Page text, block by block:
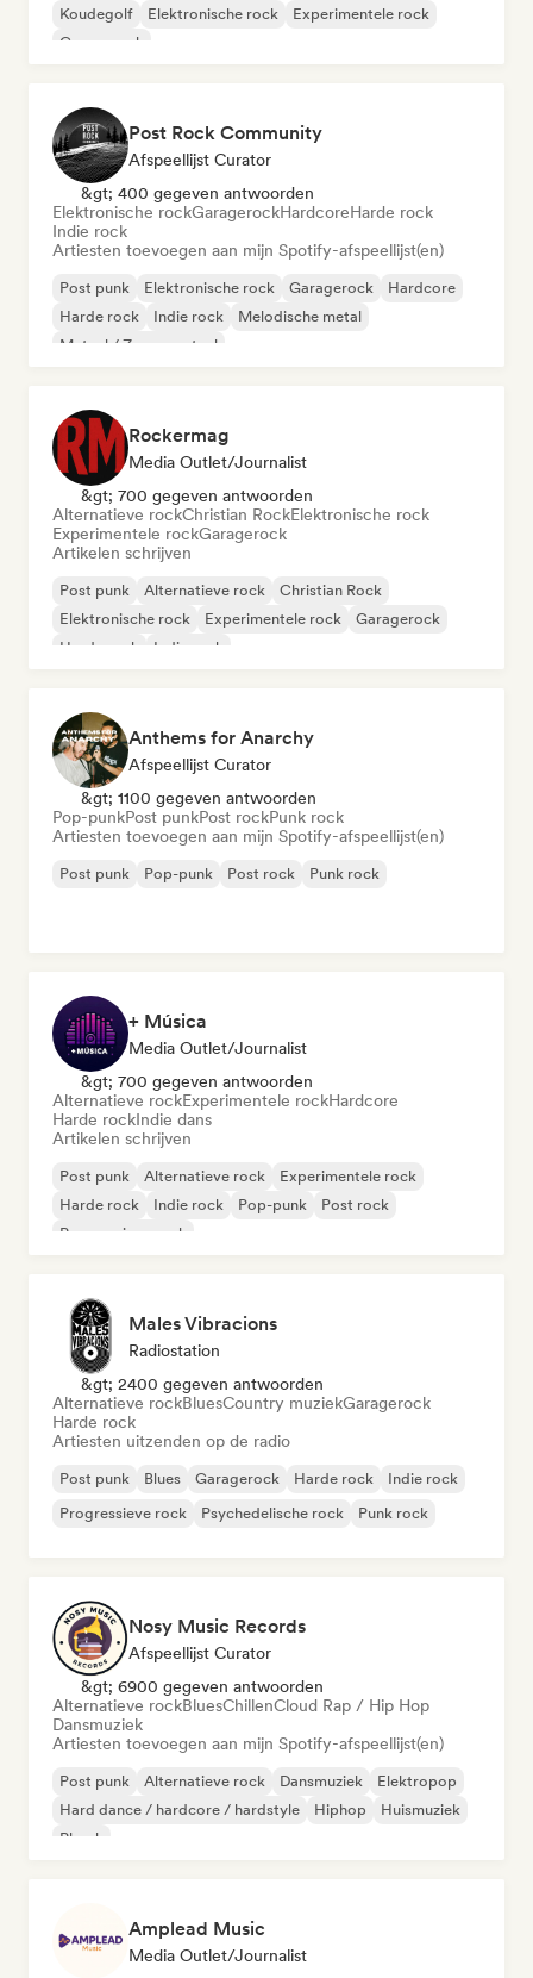
Koudegolf Elektronische rock
Experimentele rock
Garagerock
Post Rock Community
Afspeellijst Curator
&gt; 400 gegeven antwoorden
Elektronische rockGaragerockHardcoreHarde rock
Indie rock
Artiesten toevoegen aan mijn Spotify-afspeellijst(en)
Post punk Elektronische rock Garagerock
Hardcore
Harde rock
Indie rock
Melodische metal
Metaal / Zwaar metaal
Rockermag
Media Outlet/Journalist
&gt; 700 gegeven antwoorden
Alternatieve rockChristian RockElektronische rock
Experimentele rockGaragerock
Artikelen schrijven
Post punk Alternatieve rock
Christian Rock
Elektronische rock
Experimentele rock
Garagerock
Harde rock
Indie rock
Anthems for Anarchy
Afspeellijst Curator
&gt; 1100 gegeven antwoorden
Pop-punkPost punkPost rockPunk rock
Artiesten toevoegen aan mijn Spotify-afspeellijst(en)
Post punk Pop-punk Post rock Punk rock
+ Música
Media Outlet/Journalist
&gt; 700 gegeven antwoorden
Alternatieve rockExperimentele rockHardcore
Harde rockIndie dans
Artikelen schrijven
Post punk Alternatieve rock
Experimentele rock
Harde rock
Indie rock Pop-punk
Post rock
Progressieve rock
Males Vibracions
Radiostation
&gt; 2400 gegeven antwoorden
Alternatieve rockBluesCountry muziekGaragerock
Harde rock
Artiesten uitzenden op de radio
Post punk Blues Garagerock Harde rock
Indie rock
Progressieve rock
Psychedelische rock Punk rock
Nosy Music Records
Afspeellijst Curator
&gt; 6900 gegeven antwoorden
Alternatieve rockBluesChillenCloud Rap / Hip Hop
Dansmuziek
Artiesten toevoegen aan mijn Spotify-afspeellijst(en)
Post punk Alternatieve rock Dansmuziek
Elektropop
Hard dance / hardcore / hardstyle
Hiphop
Huismuziek
Phonk
Amplead Music
Media Outlet/Journalist